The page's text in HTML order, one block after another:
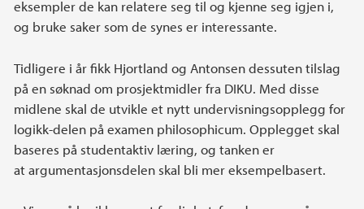
eksempler de kan relatere seg til og kjenne seg igjen i,
og bruke saker som de synes er interessante.
Tidligere i år fikk Hjortland og Antonsen dessuten tilslag
på en søknad om prosjektmidler fra DIKU. Med disse
midlene skal de utvikle et nytt undervisningsopplegg for
logikk-delen på examen philosophicum. Opplegget skal
baseres på studentaktiv læring, og tanken er
at argumentasjonsdelen skal bli mer eksempelbasert.